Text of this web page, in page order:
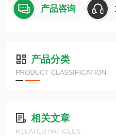
产品咨询
产品分类
PRODUCT CLASSIFICATION
相关文章
RELATED ARTICLES